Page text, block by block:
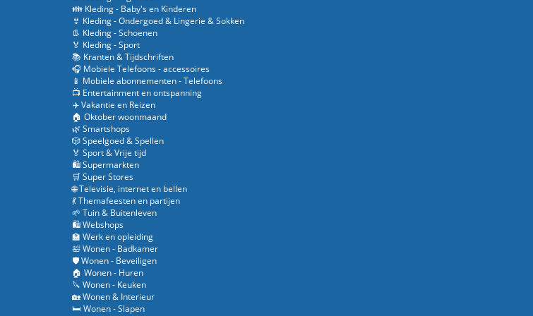
👪 Kleding - Baby's en Kinderen
👙 Kleding - Ondergoed & Lingerie & Sokken
👢 Kleding - Schoenen
🏅 Kleding - Sport
📚 Kranten & Tijdschriften
🎧 Mobiele Telefoons - accessoires
📱 Mobiele abonnementen - Telefoons
📺 Entertainment en ontspanning
✈️ Vakantie en Reizen
🏠 Oktober woonmaand
🌿 Smartshops
🎲 Speelgoed & Spellen
🏅 Sport & Vrije tijd
🛍️ Supermarkten
🛒 Super Stores
🌐 Televisie, internet en bellen
💃 Themafeesten en partijen
🌱 Tuin & Buitenleven
🛍️ Webshops
🏫 Werk en opleiding
🛀 Wonen - Badkamer
🛡️ Wonen - Beveiligen
🏠 Wonen - Huren
🔪 Wonen - Keuken
🏡 Wonen & Interieur
🛏️ Wonen - Slapen